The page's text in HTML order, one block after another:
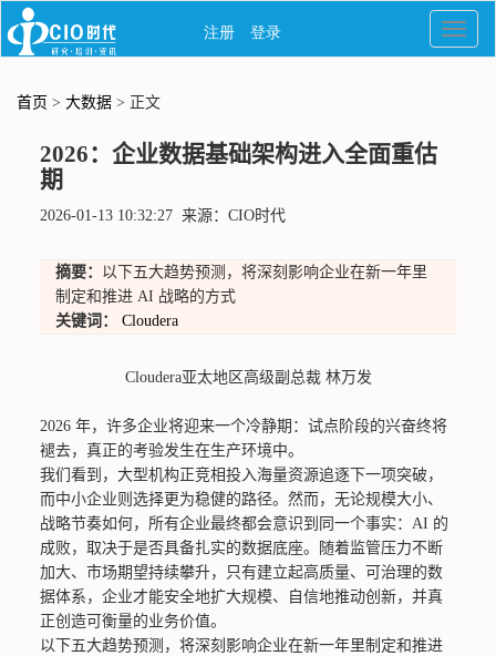
首页 > 大数据 > 正文
2026：企业数据基础架构进入全面重估
期
2026-01-13 10:32:27 来源：CIO时代
摘要： 以下五大趋势预测，将深刻影响企业在新一年里
制定和推进 AI 战略的方式
关键词：
Cloudera
Cloudera亚太地区高级副总裁 林万发
2026 年，许多企业将迎来一个冷静期：试点阶段的兴奋终将
褪去，真正的考验发生在生产环境中。
我们看到，大型机构正竞相投入海量资源追逐下一项突破，
而中小企业则选择更为稳健的路径。然而，无论规模大小、
战略节奏如何，所有企业最终都会意识到同一个事实：AI 的
成败，取决于是否具备扎实的数据底座。随着监管压力不断
加大、市场期望持续攀升，只有建立起高质量、可治理的数
据体系，企业才能安全地扩大规模、自信地推动创新，并真
正创造可衡量的业务价值。
以下五大趋势预测，将深刻影响企业在新一年里制定和推进